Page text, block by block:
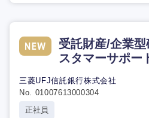
受託財産/企業
スタマーサポー
三菱UFJ信託銀行株式会社
No. 01007613000304
正社員